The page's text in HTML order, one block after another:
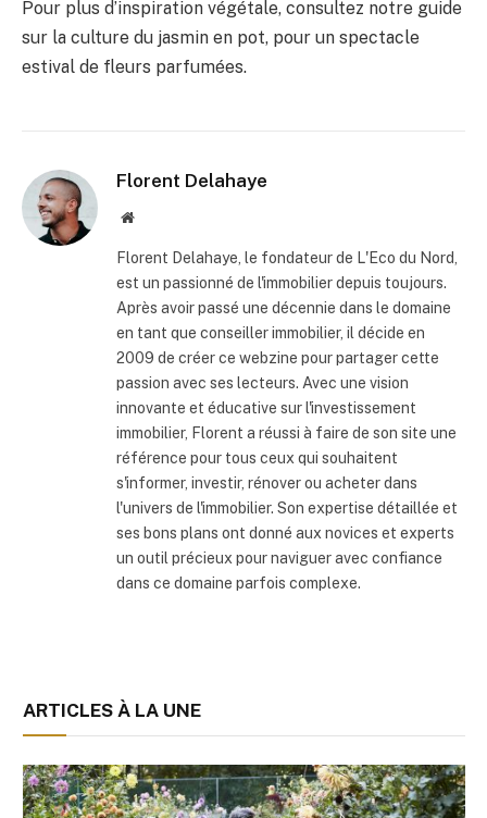
Pour plus d’inspiration végétale, consultez notre guide
sur la culture du jasmin en pot, pour un spectacle
estival de fleurs parfumées.
Florent Delahaye
Site
Florent Delahaye, le fondateur de L'Eco du Nord,
est un passionné de l'immobilier depuis toujours.
Après avoir passé une décennie dans le domaine
en tant que conseiller immobilier, il décide en
2009 de créer ce webzine pour partager cette
passion avec ses lecteurs. Avec une vision
innovante et éducative sur l'investissement
immobilier, Florent a réussi à faire de son site une
référence pour tous ceux qui souhaitent
s'informer, investir, rénover ou acheter dans
l'univers de l'immobilier. Son expertise détaillée et
ses bons plans ont donné aux novices et experts
un outil précieux pour naviguer avec confiance
dans ce domaine parfois complexe.
ARTICLES À LA UNE